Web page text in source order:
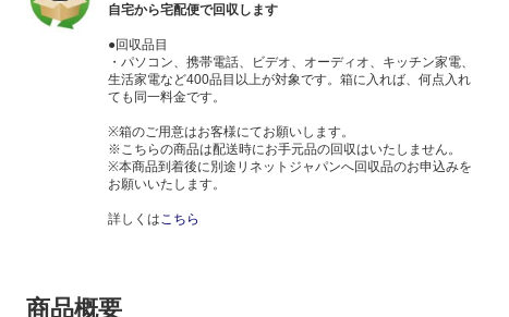
自宅から宅配便で回収します
●回収品目
・パソコン、携帯電話、ビデオ、オーディオ、キッチン家電、
生活家電など400品目以上が対象です。箱に入れば、何点入れ
ても同一料金です。
※箱のご用意はお客様にてお願いします。
※こちらの商品は配送時にお手元品の回収はいたしません。
※本商品到着後に別途リネットジャパンへ回収品のお申込みを
お願いいたします。
詳しくは こちら
商品概要